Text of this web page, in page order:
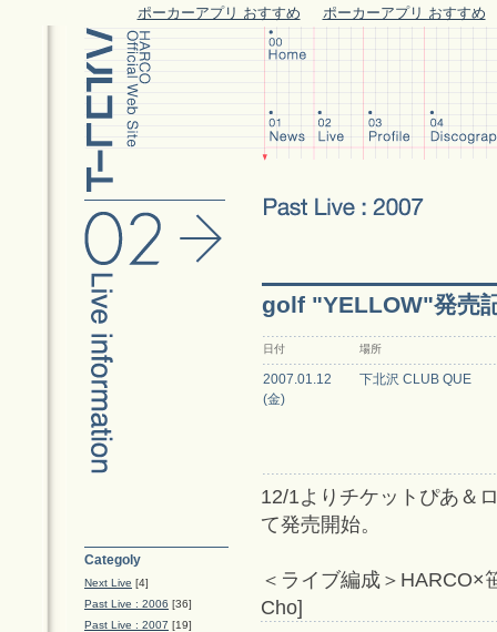
ポーカーアプリ おすすめ ポーカーアプリ おすすめ
Categoly
Next Live [4]
Past Live : 2006 [36]
Past Live : 2007 [19]
golf "YELLOW"発売
日付 場所
2007.01.12
(金)
下北沢 CLUB QUE
12/1よりチケットぴあ＆
て発売開始。
＜ライブ編成＞HARCO×
Cho]